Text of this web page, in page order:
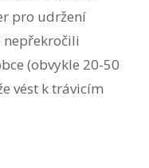
pro udržení
nepřekročili
(obvykle 20-50
vést k trávicím